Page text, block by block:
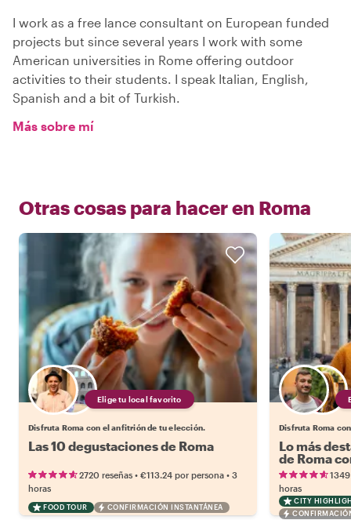
I work as a free lance consultant on European funded
projects but since several years I work with some
American universities in Rome offering outdoor
activities to their students. I speak Italian, English,
Spanish and a bit of Turkish.
Más sobre mí
Otras cosas para hacer en Roma
Elige tu local favorito
Disfruta Roma con el anfitrión de tu elección.
Las 10 degustaciones de Roma
2720 reseñas • €113.24 por persona • 3
horas
FOOD TOUR CONFIRMACIÓN INSTANTÁNEA
Disfruta Roma
Lo más
de Roma
horas
CITY